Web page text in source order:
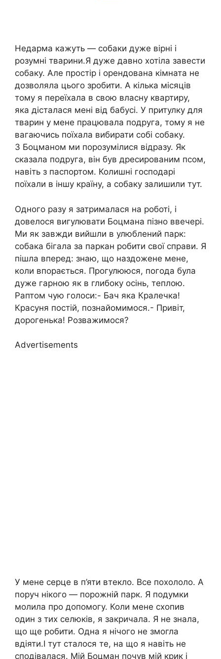
Недарма кажуть — собаки дуже вірні і
розумні тварини.Я дуже давно хотіла завести
собаку. Але простір і орендована кімната не
дозволяла цього зробити. А кілька місяців
тому я переїхала в свою власну квартиру,
яка дісталася мені від бабусі. У притулку для
тварин у мене працювала подруга, тому я не
вагаючись поїхала вибирати собі собаку.
З Боцманом ми порозумілися відразу. Як
сказала подруга, він був дресированим псом,
навіть з паспортом. Колишні господарі
поїхали в іншу країну, а собаку залишили тут.
Одного разу я затрималася на роботі, і
довелося вигулювати Боцмана пізно ввечері.
Ми як завжди вийшли в улюблений парк:
собака бігала за паркан робити свої справи. Я
пішла вперед: знаю, що наздожене мене,
коли впорається. Прогулююся, погода була
дуже гарною як в глибоку осінь, теплою.
Раптом чую голоси:- Бач яка Кралечка!
Красуня постій, познайомимося.- Привіт,
дорогенька! Розважимося?
Advertisements
У мене серце в п’яти втекло. Все похололо. А
поруч нікого — порожній парк. Я подумки
молила про допомогу. Коли мене схопив
один з тих селюків, я закричала. Я не знала,
що ще робити. Одна я нічого не змогла
вдіяти.І тут сталося те, на що я навіть не
сподівалася. Мій Боцман почув мій крик і